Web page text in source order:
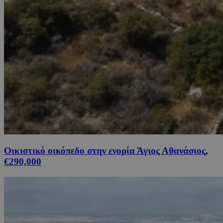
Οικιστικό οικόπεδο στην ενορία Άγιος Αθανάσιος,
€290,000